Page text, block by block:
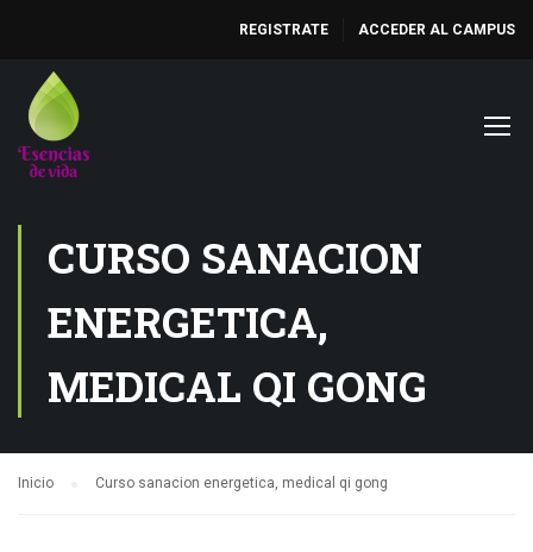
REGISTRATE ACCEDER AL CAMPUS
CURSO SANACION
ENERGETICA,
MEDICAL QI GONG
Inicio Curso sanacion energetica, medical qi gong